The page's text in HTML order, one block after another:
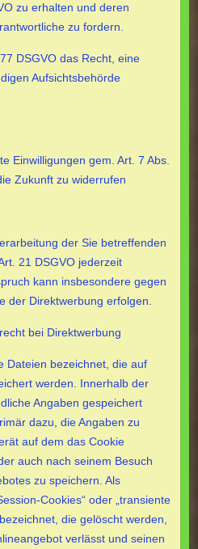
zu erhalten und deren
zu fordern.
DSGVO das Recht, eine
Aufsichtsbehörde
Einwilligungen gem. Art. 7 Abs.
Zukunft zu widerrufen
der Sie betreffenden
21 DSGVO jederzeit
kann insbesondere gegen
der Direktwerbung erfolgen.
bei Direktwerbung
Dateien bezeichnet, die auf
werden. Innerhalb der
Angaben gespeichert
dazu, die Angaben zu
auf dem das Cookie
auch nach seinem Besuch
zu speichern. Als
Cookies“ oder „transiente
die gelöscht werden,
verlässt und seinen